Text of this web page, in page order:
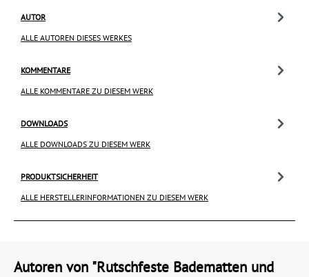
AUTOR
ALLE AUTOREN DIESES WERKES
KOMMENTARE
ALLE KOMMENTARE ZU DIESEM WERK
DOWNLOADS
ALLE DOWNLOADS ZU DIESEM WERK
PRODUKTSICHERHEIT
ALLE HERSTELLERINFORMATIONEN ZU DIESEM WERK
Autoren von "Rutschfeste Badematten und